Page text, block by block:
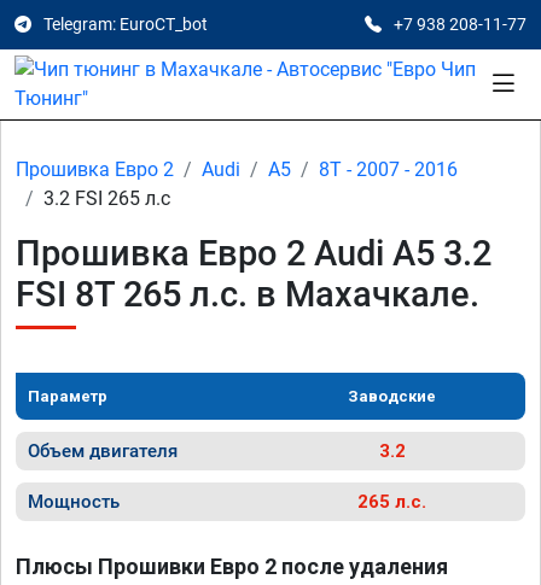
Telegram: EuroCT_bot +7 938 208-11-77
Прошивка Евро 2 Audi A5
8T - 2007 - 2016
3.2 FSI 265 л.с
Прошивка Евро 2 Audi A5 3.2
FSI 8T 265 л.с. в Махачкале.
Параметр Заводские
Объем двигателя 3.2
Мощность 265 л.с.
Плюсы Прошивки Евро 2 после удаления